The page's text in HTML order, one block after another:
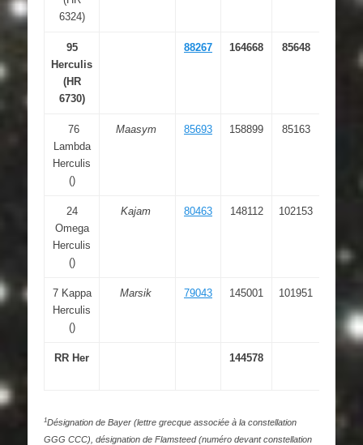
6324)
95
Herculis
(HR
6730)
88267 164668 85648
18 01
76
Lambda
Herculis
()
Maasym 85693 158899 85163
24
Omega
Herculis
()
Kajam 80463 148112 102153
7 Kappa
Herculis
()
Marsik 79043 145001 101951
RR Her 144578
1Désignation de Bayer (lettre grecque associée à la constellation
GGG CCC), désignation de Flamsteed (numéro devant constellation